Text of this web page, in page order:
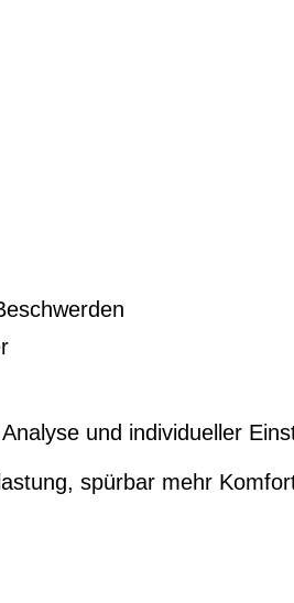
und individueller
spürbar mehr